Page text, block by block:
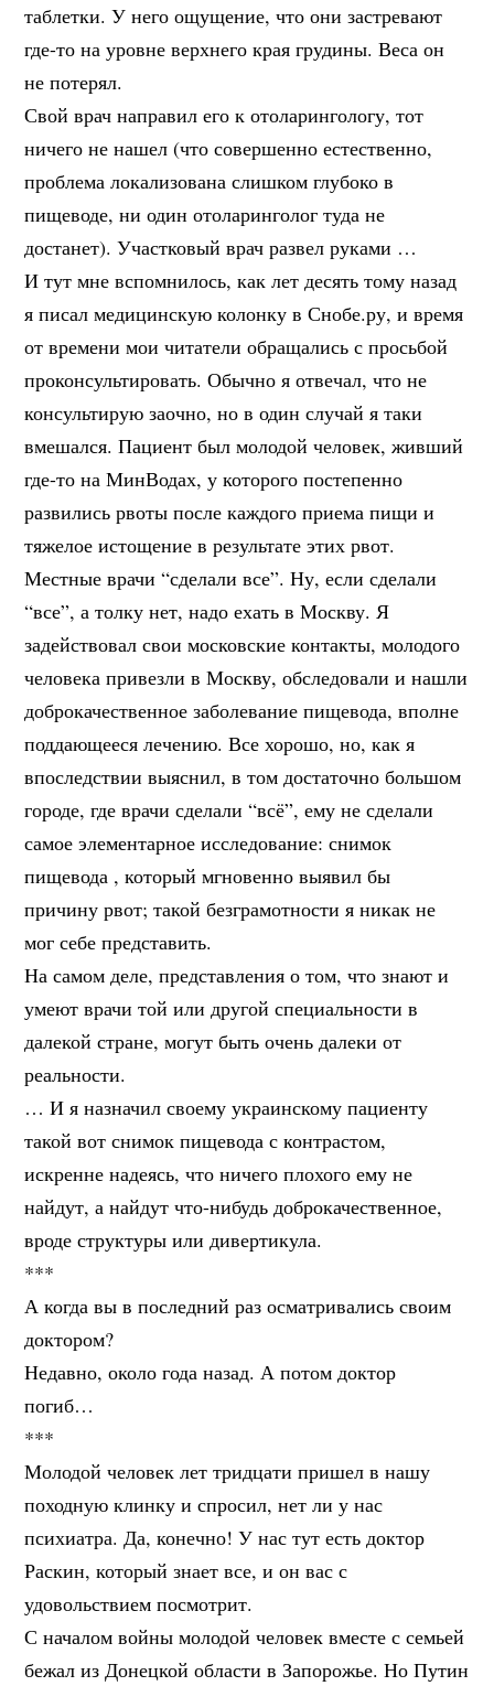
таблетки. У него ощущение, что они застревают
где-то на уровне верхнего края грудины. Веса он
не потерял.
Свой врач направил его к отоларингологу, тот
ничего не нашел (что совершенно естественно,
проблема локализована слишком глубоко в
пищеводе, ни один отоларинголог туда не
достанет). Участковый врач развел руками …
И тут мне вспомнилось, как лет десять тому назад
я писал медицинскую колонку в Снобе.ру, и время
от времени мои читатели обращались с просьбой
проконсультировать. Обычно я отвечал, что не
консультирую заочно, но в один случай я таки
вмешался. Пациент был молодой человек, живший
где-то на МинВодах, у которого постепенно
развились рвоты после каждого приема пищи и
тяжелое истощение в результате этих рвот.
Местные врачи “сделали все”. Ну, если сделали
“все”, а толку нет, надо ехать в Москву. Я
задействовал свои московские контакты, молодого
человека привезли в Москву, обследовали и нашли
доброкачественное заболевание пищевода, вполне
поддающееся лечению. Все хорошо, но, как я
впоследствии выяснил, в том достаточно большом
городе, где врачи сделали “всё”, ему не сделали
самое элементарное исследование: снимок
пищевода , который мгновенно выявил бы
причину рвот; такой безграмотности я никак не
мог себе представить.
На самом деле, представления о том, что знают и
умеют врачи той или другой специальности в
далекой стране, могут быть очень далеки от
реальности.
… И я назначил своему украинскому пациенту
такой вот снимок пищевода с контрастом,
искренне надеясь, что ничего плохого ему не
найдут, а найдут что-нибудь доброкачественное,
вроде структуры или дивертикула.
***
А когда вы в последний раз осматривались своим
доктором?
Недавно, около года назад. А потом доктор
погиб…
***
Молодой человек лет тридцати пришел в нашу
походную клинку и спросил, нет ли у нас
психиатра. Да, конечно! У нас тут есть доктор
Раскин, который знает все, и он вас с
удовольствием посмотрит.
С началом войны молодой человек вместе с семьей
бежал из Донецкой области в Запорожье. Но Путин